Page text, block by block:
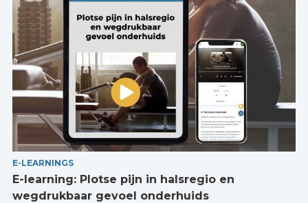
E-LEARNINGS
E-learning: Plotse pijn in halsregio en
wegdrukbaar gevoel onderhuids